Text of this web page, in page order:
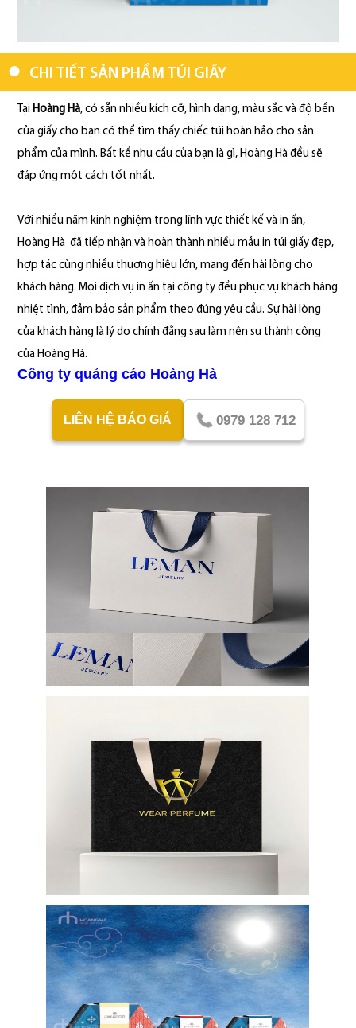
CHI TIẾT SẢN PHẨM TÚI GIẤY
TạiHoàng Hà, có sẵn nhiều kích cỡ, hình dạng, màu sắc và độ bền
của giấy cho bạn có thể tìm thấy chiếc túi hoàn hảo cho sản
phẩm của mình. Bất kể nhu cầu của bạn là gì, Hoàng Hà đều sẽ
đáp ứng một cách tốt nhất.
Với nhiều năm kinh nghiệm trong lĩnh vực thiết kế và in ấn,
Hoàng Hà đã tiếp nhận và hoàn thành nhiều mẫu in túi giấy đẹp,
hợp tác cùng nhiều thương hiệu lớn, mang đến hài lòng cho
khách hàng. Mọi dịch vụ in ấn tại công ty đều phục vụ khách hàng
nhiệt tình, đảm bảo sản phẩm theo đúng yêu cầu. Sự hài lòng
của khách hàng là lý do chính đằng sau làm nên sự thành công
của Hoàng Hà.
Công ty quảng cáo Hoàng Hà
LIÊN HỆ BÁO GIÁ 0979 128 712